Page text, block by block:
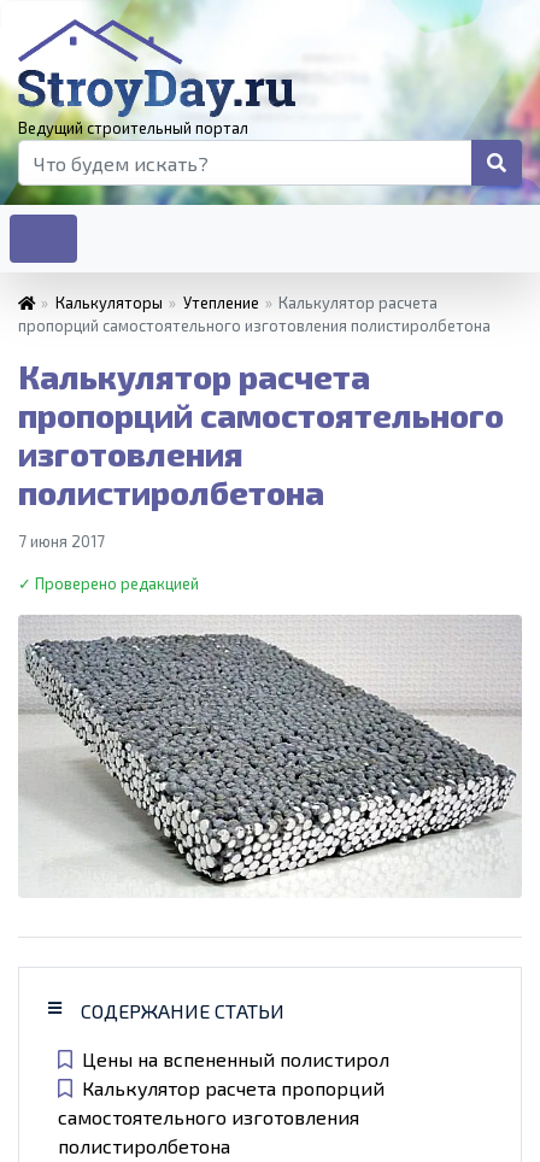
Ведущий строительный портал
» Калькуляторы » Утепление » Калькулятор расчета
пропорций самостоятельного изготовления полистиролбетона
Калькулятор расчета
пропорций самостоятельного
изготовления
полистиролбетона
7 июня 2017
✓ Проверено редакцией
СОДЕРЖАНИЕ СТАТЬИ
Цены на вспененный полистирол
Калькулятор расчета пропорций
самостоятельного изготовления
полистиролбетона